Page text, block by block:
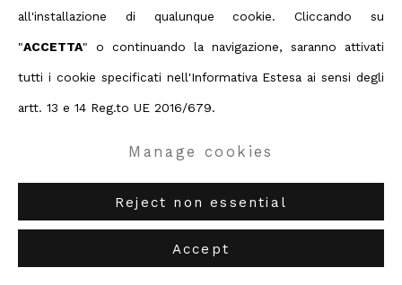
all'installazione di qualunque cookie. Cliccando su
"ACCETTA" o continuando la navigazione, saranno attivati
tutti i cookie specificati nell'Informativa Estesa ai sensi degli
artt. 13 e 14 Reg.to UE 2016/679.
Manage cookies
Reject non essential
Accept